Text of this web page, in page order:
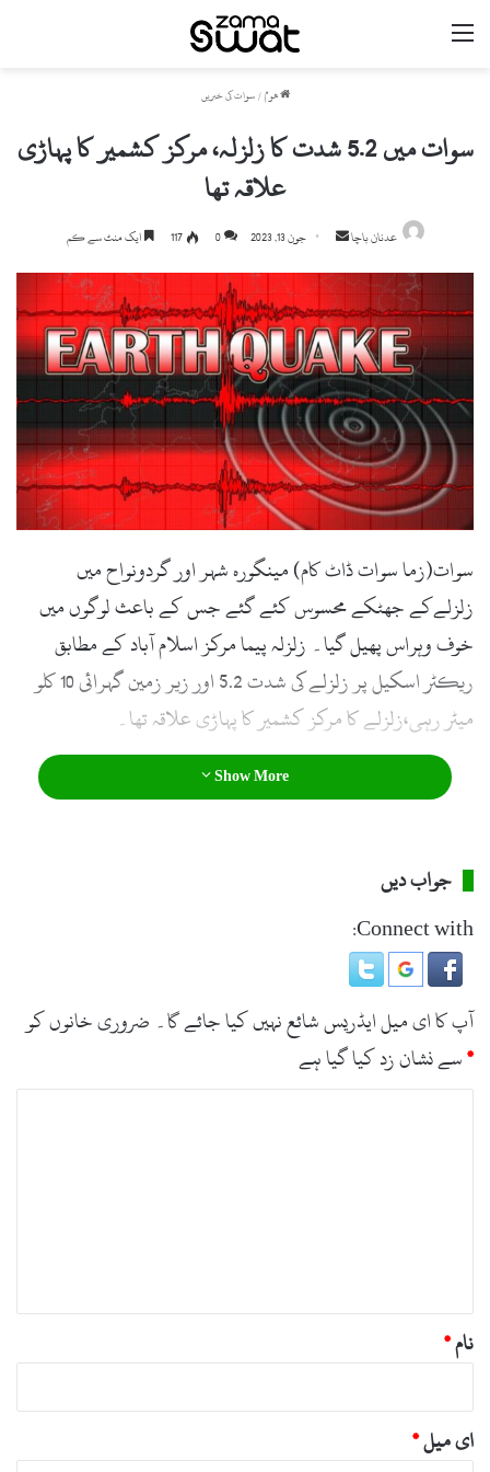
مینو
ھوم / سوات کی خبریں
سوات میں 5.2 شدت کا زلزلہ، مرکز کشمیر کا پہاڑی
علاقہ تھا
عدنان باچا
Send
email
جون 13, 2023 0
117 ایک منٹ سے کم
سوات(زما سوات ڈاٹ کام) مینگورہ شہر اور گردونواح میں
زلزلےکے جھٹکے محسوس کئے گئے جس کے باعث لوگوں میں
خوف وہراس پھیل گیا۔ زلزلہ پیما مرکز اسلام آباد کے مطابق
ریکٹر اسکیل پر زلزلے کی شدت 5.2 اور زیر زمین گہرائی 10 کلو
میٹر رہی،زلزلے کا مرکز کشمیر کا پہاڑی علاقہ تھا۔
Show More
جواب دیں
Connect with:
آپ کا ای میل ایڈریس شائع نہیں کیا جائے گا۔ ضروری خانوں کو
*سے نشان زد کیا گیا ہے
نام*
ای میل*